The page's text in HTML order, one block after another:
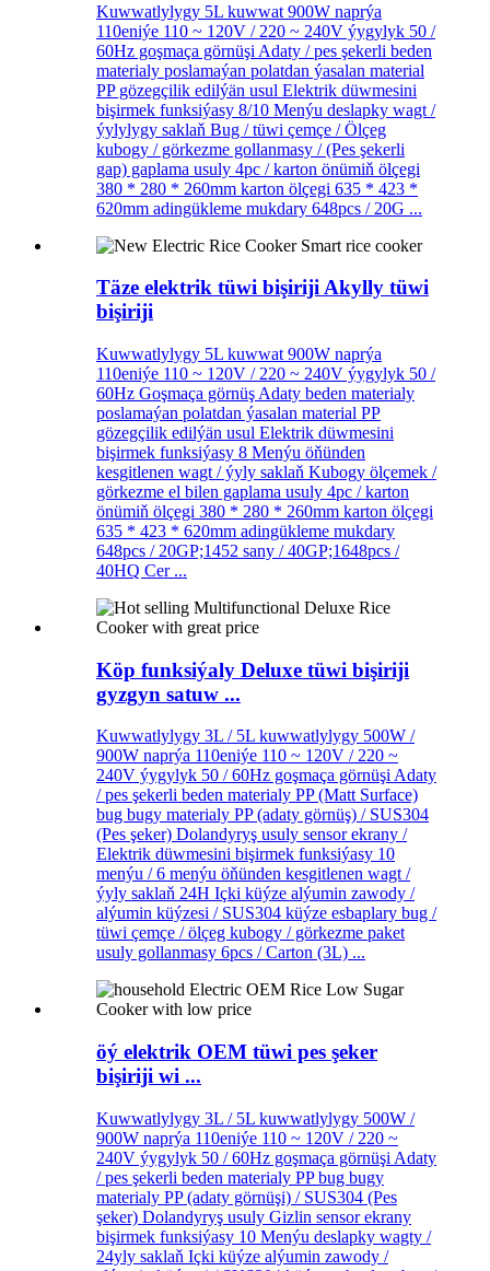
Kuwwatlylygy 5L kuwwat 900W naprýa
110eniýe 110 ~ 120V / 220 ~ 240V ýygylyk 50 /
60Hz goşmaça görnüşi Adaty / pes şekerli beden
materialy poslamaýan polatdan ýasalan material
PP gözegçilik edilýän usul Elektrik düwmesini
bişirmek funksiýasy 8/10 Menýu deslapky wagt /
ýylylygy saklaň Bug / tüwi çemçe / Ölçeg
kubogy / görkezme gollanmasy / (Pes şekerli
gap) gaplama usuly 4pc / karton önümiň ölçegi
380 * 280 * 260mm karton ölçegi 635 * 423 *
620mm adingükleme mukdary 648pcs / 20G ...
Täze elektrik tüwi bişiriji Akylly tüwi
bişiriji
Kuwwatlylygy 5L kuwwat 900W naprýa
110eniýe 110 ~ 120V / 220 ~ 240V ýygylyk 50 /
60Hz Goşmaça görnüş Adaty beden materialy
poslamaýan polatdan ýasalan material PP
gözegçilik edilýän usul Elektrik düwmesini
bişirmek funksiýasy 8 Menýu öňünden
kesgitlenen wagt / ýyly saklaň Kubogy ölçemek /
görkezme el bilen gaplama usuly 4pc / karton
önümiň ölçegi 380 * 280 * 260mm karton ölçegi
635 * 423 * 620mm adingükleme mukdary
648pcs / 20GP;1452 sany / 40GP;1648pcs /
40HQ Cer ...
Köp funksiýaly Deluxe tüwi bişiriji
gyzgyn satuw ...
Kuwwatlylygy 3L / 5L kuwwatlylygy 500W /
900W naprýa 110eniýe 110 ~ 120V / 220 ~
240V ýygylyk 50 / 60Hz goşmaça görnüşi Adaty
/ pes şekerli beden materialy PP (Matt Surface)
bug bugy materialy PP (adaty görnüş) / SUS304
(Pes şeker) Dolandyryş usuly sensor ekrany /
Elektrik düwmesini bişirmek funksiýasy 10
menýu / 6 menýu öňünden kesgitlenen wagt /
ýyly saklaň 24H Içki küýze alýumin zawody /
alýumin küýzesi / SUS304 küýze esbaplary bug /
tüwi çemçe / ölçeg kubogy / görkezme paket
usuly gollanmasy 6pcs / Carton (3L) ...
öý elektrik OEM tüwi pes şeker
bişiriji wi ...
Kuwwatlylygy 3L / 5L kuwwatlylygy 500W /
900W naprýa 110eniýe 110 ~ 120V / 220 ~
240V ýygylyk 50 / 60Hz goşmaça görnüşi Adaty
/ pes şekerli beden materialy PP bug bugy
materialy PP (adaty görnüşi) / SUS304 (Pes
şeker) Dolandyryş usuly Gizlin sensor ekrany
bişirmek funksiýasy 10 Menýu deslapky wagty /
24yly saklaň Içki küýze alýumin zawody /